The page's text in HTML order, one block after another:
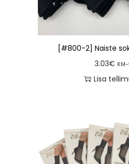
[#800-2] Naiste
3.03€
Lisa